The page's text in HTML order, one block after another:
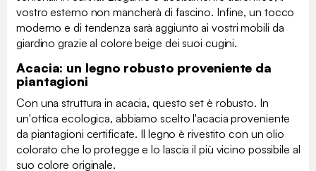
vostro esterno non mancherà di fascino. Infine, un tocco
moderno e di tendenza sarà aggiunto ai vostri mobili da
giardino grazie al colore beige dei suoi cugini.
Acacia: un legno robusto proveniente da
piantagioni
Con una struttura in acacia, questo set è robusto. In
un'ottica ecologica, abbiamo scelto l'acacia proveniente
da piantagioni certificate. Il legno è rivestito con un olio
colorato che lo protegge e lo lascia il più vicino possibile al
suo colore originale.